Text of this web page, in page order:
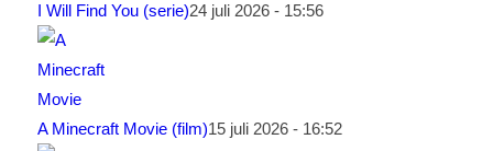
I Will Find You (serie)24 juli 2026 - 15:56
A Minecraft Movie (film)15 juli 2026 - 16:52